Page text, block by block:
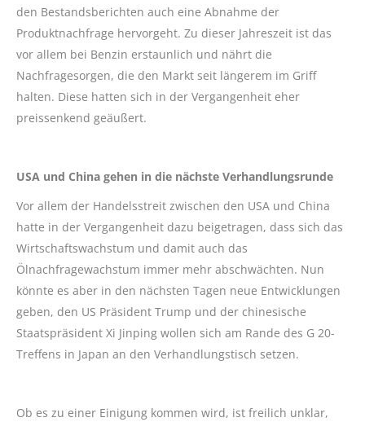
den Bestandsberichten auch eine Abnahme der
Produktnachfrage hervorgeht. Zu dieser Jahreszeit ist das
vor allem bei Benzin erstaunlich und nährt die
Nachfragesorgen, die den Markt seit längerem im Griff
halten. Diese hatten sich in der Vergangenheit eher
preissenkend geäußert.
USA und China gehen in die nächste Verhandlungsrunde
Vor allem der Handelsstreit zwischen den USA und China
hatte in der Vergangenheit dazu beigetragen, dass sich das
Wirtschaftswachstum und damit auch das
Ölnachfragewachstum immer mehr abschwächten. Nun
könnte es aber in den nächsten Tagen neue Entwicklungen
geben, den US Präsident Trump und der chinesische
Staatspräsident Xi Jinping wollen sich am Rande des G 20-
Treffens in Japan an den Verhandlungstisch setzen.
Ob es zu einer Einigung kommen wird, ist freilich unklar,